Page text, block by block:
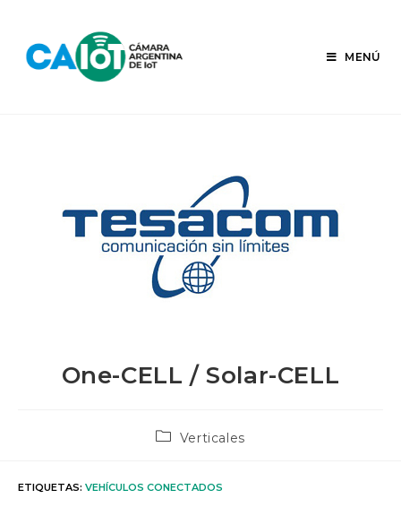
contenido
MENÚ
One-CELL / Solar-CELL
Categoría
entrada:
Verticales
ETIQUETAS: VEHÍCULOS CONECTADOS